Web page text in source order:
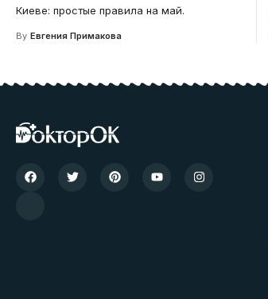
Киеве: простые правила на май.
By Евгения Примакова